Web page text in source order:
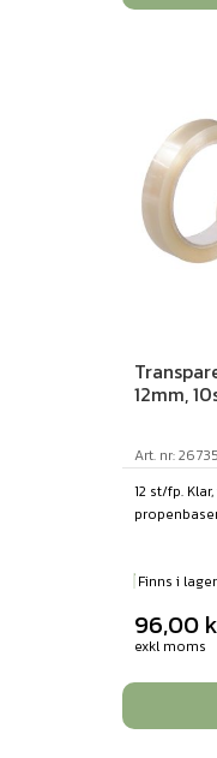
12mm,
Art. nr: 26735
12 st/fp.
Finns i lager
96,00
exkl moms